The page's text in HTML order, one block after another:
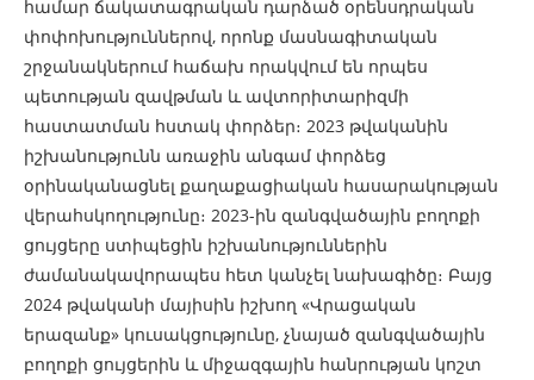
համար ճակատագրական դարձած օրենսդրական
փոփոխություններով, որոնք մասնագիտական
շրջանակներում հաճախ որակվում են որպես
պետության զավթման և ավտորիտարիզմի
հաստատման հստակ փորձեր։ 2023 թվականին
իշխանությունն առաջին անգամ փորձեց
օրինականացնել քաղաքացիական հասարակության
վերահսկողությունը։ 2023-ին զանգվածային բողոքի
ցույցերը ստիպեցին իշխանություններին
ժամանակավորապես հետ կանչել նախագիծը։ Բայց
2024 թվականի մայիսին իշխող «Վրացական
երազանք» կուսակցությունը, չնայած զանգվածային
բողոքի ցույցերին և միջազգային հանրության կոշտ